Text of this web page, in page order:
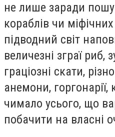
не лише заради
кораблів чи
підводний світ
величезні зграї риб,
граціозні скати,
анемони, горгонарії,
чимало усього, що
побачити на власні